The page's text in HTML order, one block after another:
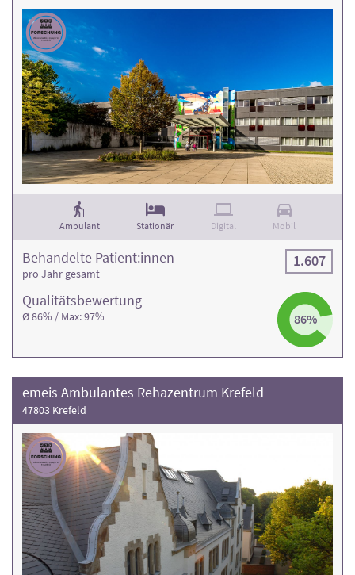
Ambulant Stationär Digital Mobil
Qualitäts­bewertung
Ø 86% / Max: 97% 86%
Behandelte Patient:innen
pro Jahr gesamt
1.607
emeis Ambulantes Rehazentrum Krefeld
47803 Krefeld